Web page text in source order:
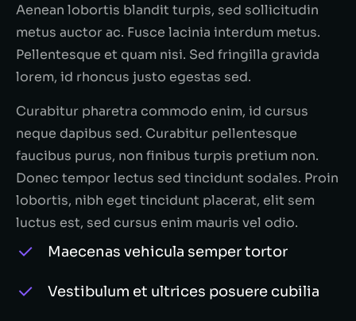
Aenean lobortis blandit turpis, sed sollicitudin
metus auctor ac. Fusce lacinia interdum metus.
Pellentesque et quam nisi. Sed fringilla gravida
lorem, id rhoncus justo egestas sed.
Curabitur pharetra commodo enim, id cursus
neque dapibus sed. Curabitur pellentesque
faucibus purus, non finibus turpis pretium non.
Donec tempor lectus sed tincidunt sodales. Proin
lobortis, nibh eget tincidunt placerat, elit sem
luctus est, sed cursus enim mauris vel odio.
Maecenas vehicula semper tortor
Vestibulum et ultrices posuere cubilia